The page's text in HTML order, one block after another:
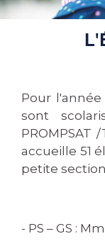
Pour l'année
sont
PROMPSAT
accueille 51
petite section
- PS – GS :